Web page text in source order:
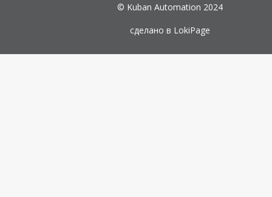
© Kuban Automation 2024
сделано в LokiPage